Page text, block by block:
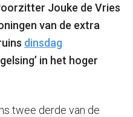
Jouke de Vries
van de extra
dinsdag
in het hoger
twee derde van de